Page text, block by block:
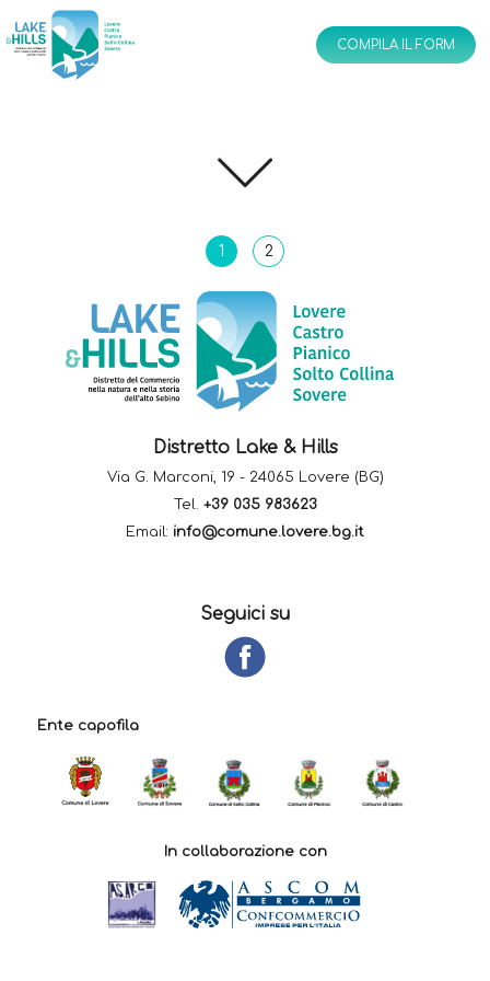
COMPILA IL FORM
Alimentari ed
1 2
Distretto Lake & Hills
Via G. Marconi, 19 - 24065 Lovere (BG)
Tel. +39 035 983623
Email: info@comune.lovere.bg.it
Seguici su
Ente capofila
In collaborazione con